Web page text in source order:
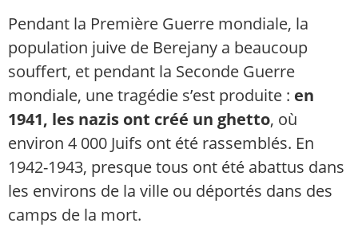
Pendant la Première Guerre mondiale, la
population juive de Berejany a beaucoup
souffert, et pendant la Seconde Guerre
mondiale, une tragédie s’est produite : en
1941, les nazis ont créé un ghetto, où
environ 4 000 Juifs ont été rassemblés. En
1942-1943, presque tous ont été abattus dans
les environs de la ville ou déportés dans des
camps de la mort.